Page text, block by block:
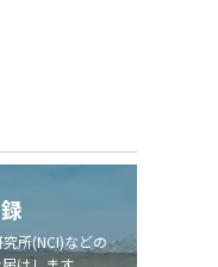
所(NCI)などの